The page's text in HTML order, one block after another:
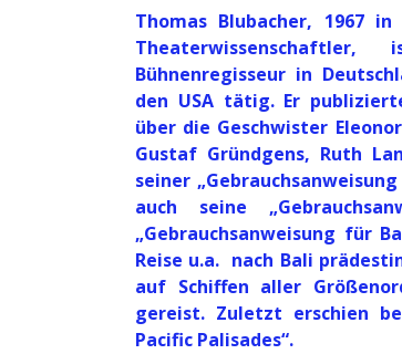
Thomas Blubacher, 1967
Bühnenregisseur in
den USA tätig. Er
über die Geschwister
Gustaf Gründgens, Ruth
seiner
auch seine
„Gebrauchsanweisung für
Reise u.a. nach Bali
auf Schiffen aller
gereist. Zuletzt erschien
Pacific Palisades“.